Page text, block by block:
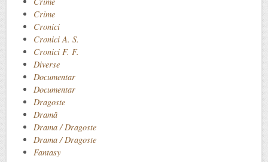
Crime
Cronici
Cronici A. S.
Cronici F. F.
Diverse
Documentar
Documentar
Dragoste
Dramă
Drama / Dragoste
Drama / Dragoste
Fantasy